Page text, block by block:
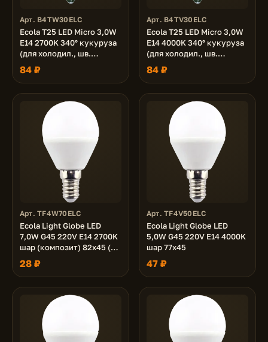
Арт. B4TW30ELC
Ecola T25 LED Micro 3,0W
E14 2700K 340° кукуруза
(для холодил., шв.
машинки и т.д.) 53x16 mm
84 ₽
Арт. B4TV30ELC
Ecola T25 LED Micro 3,0W
E14 4000K 340° кукуруза
(для холодил., шв.
машинки и т.д.) 53x16 mm
84 ₽
Арт. TF4W70ELC
Ecola Light Globe LED
7,0W G45 220V E14 2700K
шар (композит) 82x45 (1
из ч/б уп. по 4)
28 ₽
Арт. TF4V50ELC
Ecola Light Globe LED
5,0W G45 220V E14 4000K
шар 77x45
47 ₽